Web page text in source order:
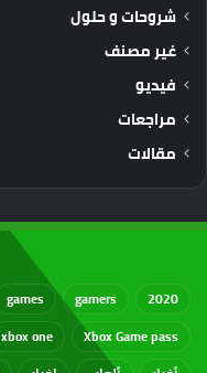
شروحات و حلول
غير مصنف
فيديو
مراجعات
مقالات
2020
gamers
games
Xbox Game pass
xbox one